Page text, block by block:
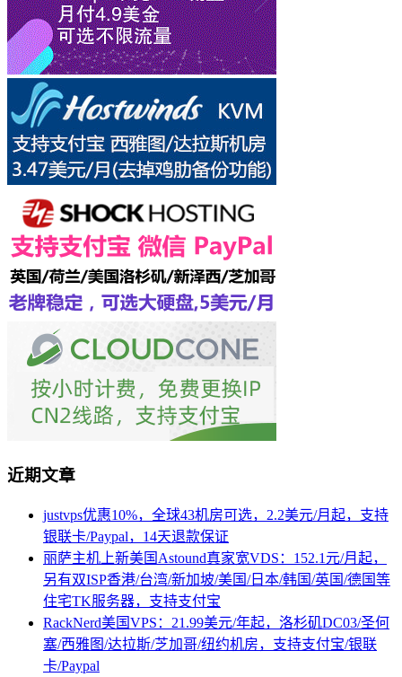
近期文章
justvps优惠10%，全球43机房可选，2.2美元/月起，支持
银联卡/Paypal，14天退款保证
丽萨主机上新美国Astound真家宽VDS：152.1元/月起，
另有双ISP香港/台湾/新加坡/美国/日本/韩国/英国/德国等
住宅TK服务器，支持支付宝
RackNerd美国VPS：21.99美元/年起，洛杉矶DC03/圣何
塞/西雅图/达拉斯/芝加哥/纽约机房，支持支付宝/银联
卡/Paypal